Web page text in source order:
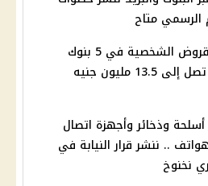
الرسمي متاح
مميزات القروض الشخصية في 5 بنوك
بتمويلات تصل إلى 13.5 مليون جنيه
وذخائر وأجهزة اتصال
.. ننشر قرار النيابة في
نخنوخ